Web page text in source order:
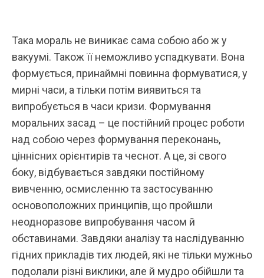
Така мораль не виникає сама собою або ж у
вакуумі. Також її неможливо успадкувати. Вона
формується, принаймні повинна формуватися, у
мирні часи, а тільки потім виявиться та
випробується в часи кризи. Формування
моральних засад – це постійний процес роботи
над собою через формування переконань,
ціннісних орієнтирівта чеснот. А це, зі свого
боку, відбувається завдяки постійному
вивченню, осмисленню та застосуванню
основоположних принципів, що пройшли
неодноразове випробування часом й
обставинами. Завдяки аналізу та наслідуванню
гідних прикладів тих людей, які не тільки мужньо
подолали різні виклики, але й мудро обійшли та